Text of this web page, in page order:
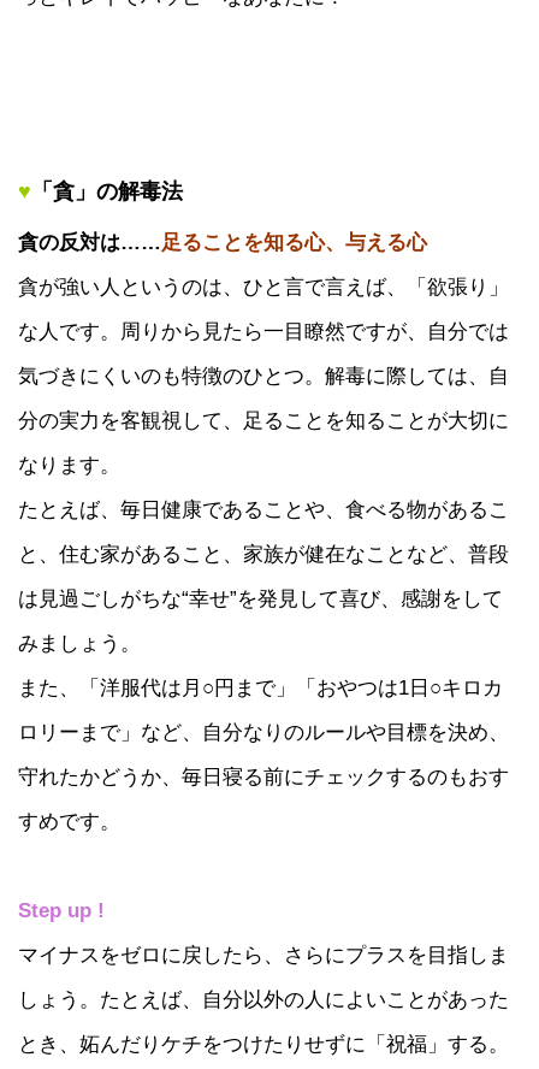
♥ 「貪」の解毒法
貪の反対は…… 足ることを知る心、与える心
貪が強い人というのは、ひと言で言えば、「欲張り」
な人です。周りから見たら一目瞭然ですが、自分では
気づきにくいのも特徴のひとつ。解毒に際しては、自
分の実力を客観視して、足ることを知ることが大切に
なります。
たとえば、毎日健康であることや、食べる物があるこ
と、住む家があること、家族が健在なことなど、普段
は見過ごしがちな“幸せ”を発見して喜び、感謝をして
みましょう。
また、「洋服代は月○円まで」「おやつは1日○キロカ
ロリーまで」など、自分なりのルールや目標を決め、
守れたかどうか、毎日寝る前にチェックするのもおす
すめです。
Step up !
マイナスをゼロに戻したら、さらにプラスを目指しま
しょう。たとえば、自分以外の人によいことがあった
とき、妬んだりケチをつけたりせずに「祝福」する。